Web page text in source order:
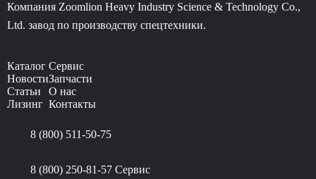
Компания Zoomlion Heavy Industry Science & Technology Co.,
Ltd. завод по производству спецтехники.
Каталог
Новости
Статьи
Лизинг
Сервис
Запчасти
О нас
Контакты
8 (800) 511-50-75
8 (800) 250-81-57 Сервис